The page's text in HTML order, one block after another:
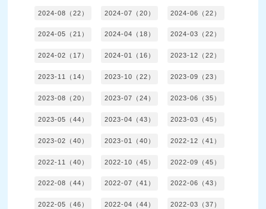
2024-08（22） 2024-07（20） 2024-06（22）
2024-05（21） 2024-04（18） 2024-03（22）
2024-02（17） 2024-01（16） 2023-12（22）
2023-11（14） 2023-10（22） 2023-09（23）
2023-08（20） 2023-07（24） 2023-06（35）
2023-05（44） 2023-04（43） 2023-03（45）
2023-02（40） 2023-01（40） 2022-12（41）
2022-11（40） 2022-10（45） 2022-09（45）
2022-08（44） 2022-07（41） 2022-06（43）
2022-05（46） 2022-04（44） 2022-03（37）